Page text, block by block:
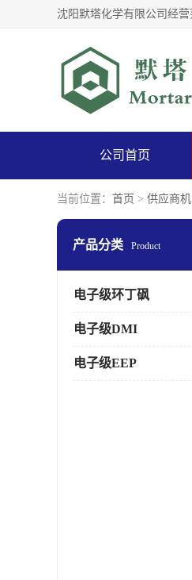
公司首页
当前位置： 首页 > 供应商机
产品分类 Product
电子级环丁砜
电子级DMI
电子级EEP